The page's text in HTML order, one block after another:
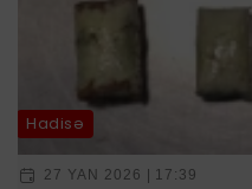
Hadisə
27 YAN 2026 | 17:39